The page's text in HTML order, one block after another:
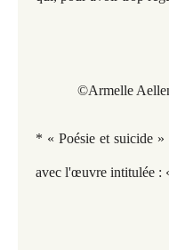
©Armelle
* « Poésie et suicide
avec l'œuvre intitulée :